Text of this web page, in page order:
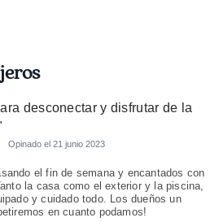
desconectar y disfrutar de la
Opinado el21 junio 2023
el fin de semana y encantados con
la casa como el exterior y la piscina,
y cuidado todo. Los dueños un
en cuanto podamos!